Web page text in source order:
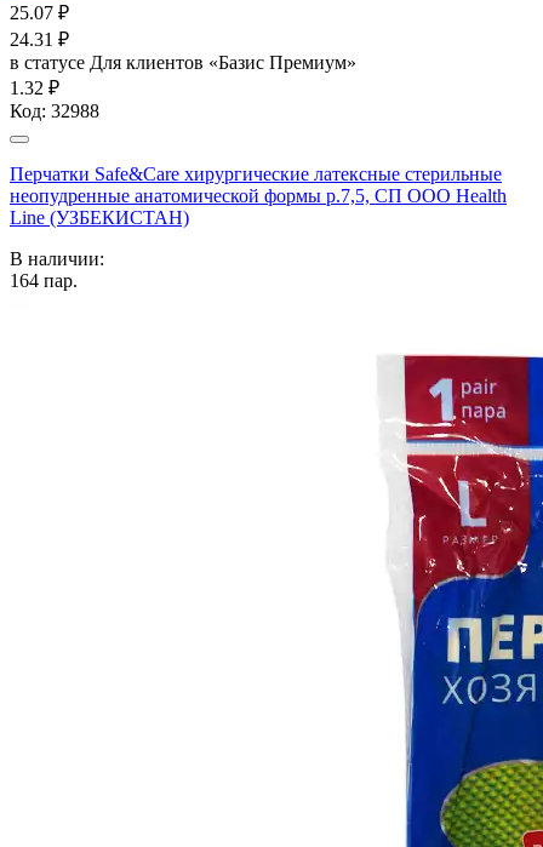
25.07 ₽
24.31 ₽
в статусе Для клиентов «Базис Премиум»
1.32 ₽
Код: 32988
Перчатки Safe&Care хирургические латексные стерильные
неопудренные анатомической формы р.7,5, СП ООО Health
Line (УЗБЕКИСТАН)
В наличии:
164 пар.